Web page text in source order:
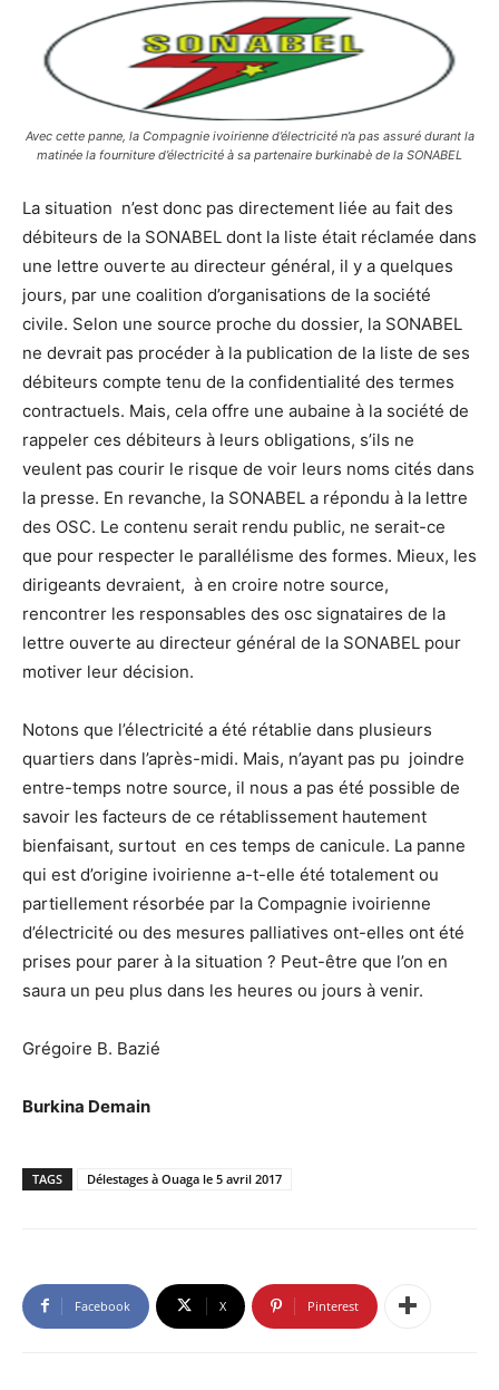
Avec cette panne, la Compagnie ivoirienne d’électricité n’a pas assuré durant la
matinée la fourniture d’électricité à sa partenaire burkinabè de la SONABEL
La situation n’est donc pas directement liée au fait des
débiteurs de la SONABEL dont la liste était réclamée dans
une lettre ouverte au directeur général, il y a quelques
jours, par une coalition d’organisations de la société
civile. Selon une source proche du dossier, la SONABEL
ne devrait pas procéder à la publication de la liste de ses
débiteurs compte tenu de la confidentialité des termes
contractuels. Mais, cela offre une aubaine à la société de
rappeler ces débiteurs à leurs obligations, s’ils ne
veulent pas courir le risque de voir leurs noms cités dans
la presse. En revanche, la SONABEL a répondu à la lettre
des OSC. Le contenu serait rendu public, ne serait-ce
que pour respecter le parallélisme des formes. Mieux, les
dirigeants devraient, à en croire notre source,
rencontrer les responsables des osc signataires de la
lettre ouverte au directeur général de la SONABEL pour
motiver leur décision.
Notons que l’électricité a été rétablie dans plusieurs
quartiers dans l’après-midi. Mais, n’ayant pas pu joindre
entre-temps notre source, il nous a pas été possible de
savoir les facteurs de ce rétablissement hautement
bienfaisant, surtout en ces temps de canicule. La panne
qui est d’origine ivoirienne a-t-elle été totalement ou
partiellement résorbée par la Compagnie ivoirienne
d’électricité ou des mesures palliatives ont-elles ont été
prises pour parer à la situation ? Peut-être que l’on en
saura un peu plus dans les heures ou jours à venir.
Grégoire B. Bazié
Burkina Demain
TAGS Délestages à Ouaga le 5 avril 2017
Facebook X Pinterest